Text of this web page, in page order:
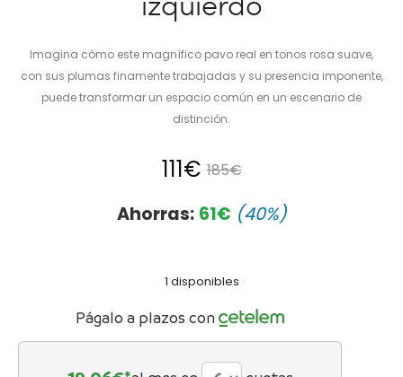
Imagina cómo este magnífico pavo real en tonos rosa suave,
con sus plumas finamente trabajadas y su presencia imponente,
puede transformar un espacio común en un escenario de
distinción.
185€
El
precio
era:
185€.
111€
El
precio
111€.
Ahorras: 61€ (40%)
1 disponibles
Págalo a plazos con